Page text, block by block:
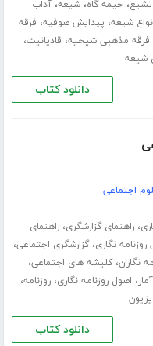
تشیع، خیمه گاه،شیعه،آداب
شیعه، پیدایش صوفیه، فرقه
فرقه مذهبی شیخیه، قادیانیت،
شیعه
دانلود کتاب
اجتماعی
،راهنمای گزارشگری،راهنمای
نگاری،گزارشگری اجتماعی،
نگاران،کلیشه های اجتماعی،
، اصول روزنامه نگاری،روزنامه،
دانلود کتاب